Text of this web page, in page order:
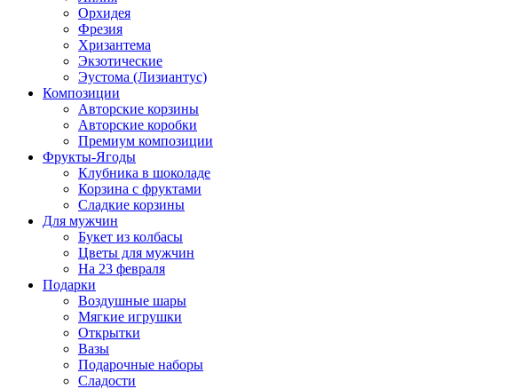
Орхидея
Фрезия
Хризантема
Экзотические
Эустома (Лизиантус)
Композиции
Авторские корзины
Авторские коробки
Премиум композиции
Фрукты-Ягоды
Клубника в шоколаде
Корзина с фруктами
Сладкие корзины
Для мужчин
Букет из колбасы
Цветы для мужчин
На 23 февраля
Подарки
Воздушные шары
Мягкие игрушки
Открытки
Вазы
Подарочные наборы
Сладости